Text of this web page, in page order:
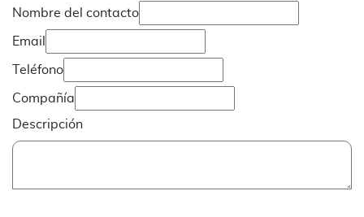
Nombre del contacto
Email
Teléfono
Compañía
Descripción